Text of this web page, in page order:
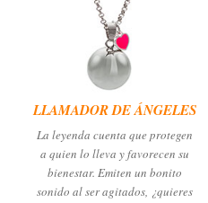
LLAMADOR DE ÁNGELES
La leyenda cuenta que protegen
a quien lo lleva y favorecen su
bienestar. Emiten un bonito
sonido al ser agitados, ¿quieres